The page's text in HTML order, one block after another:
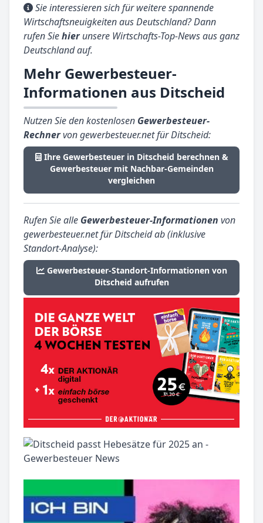
Sie interessieren sich für weitere spannende
Wirtschaftsneuigkeiten aus Deutschland? Dann
rufen Siehierunsere Wirtschafts-Top-News aus ganz
Deutschland auf.
Mehr Gewerbesteuer-
Informationen aus Ditscheid
Nutzen Sie den kostenlosen Gewerbesteuer-
Rechnervon gewerbesteuer.net für Ditscheid:
Ihre Gewerbesteuer in Ditscheid berechnen &
Gewerbesteuer mit Nachbar-Gemeinden
vergleichen
Rufen Sie alle Gewerbesteuer-Informationen von
gewerbesteuer.net für Ditscheid ab (inklusive
Standort-Analyse):
Gewerbesteuer-Standort-Informationen von
Ditscheid aufrufen